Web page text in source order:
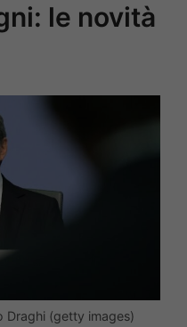
le novità
Draghi (getty images)